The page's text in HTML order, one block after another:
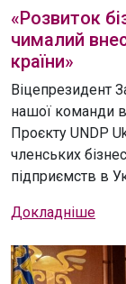
«Розвиток
чималий
країни»
Віцепрезидент
нашої команди
Проєкту UNDP
членських
підприємств в
Докладніше